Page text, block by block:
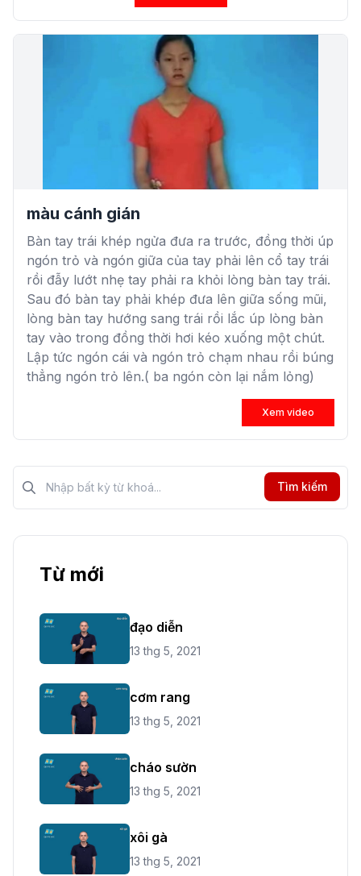
màu cánh gián
Bàn tay trái khép ngửa đưa ra trước, đồng thời úp
ngón trỏ và ngón giữa của tay phải lên cổ tay trái
rồi đẫy lướt nhẹ tay phải ra khỏi lòng bàn tay trái.
Sau đó bàn tay phải khép đưa lên giữa sống mũi,
lòng bàn tay hướng sang trái rồi lắc úp lòng bàn
tay vào trong đồng thời hơi kéo xuống một chút.
Lập tức ngón cái và ngón trỏ chạm nhau rồi búng
thẳng ngón trỏ lên.( ba ngón còn lại nắm lỏng)
Xem video
Tìm kiếm?>
Tìm kiếm
Từ mới
đạo diễn
13 thg 5, 2021
cơm rang
13 thg 5, 2021
cháo sườn
13 thg 5, 2021
xôi gà
13 thg 5, 2021